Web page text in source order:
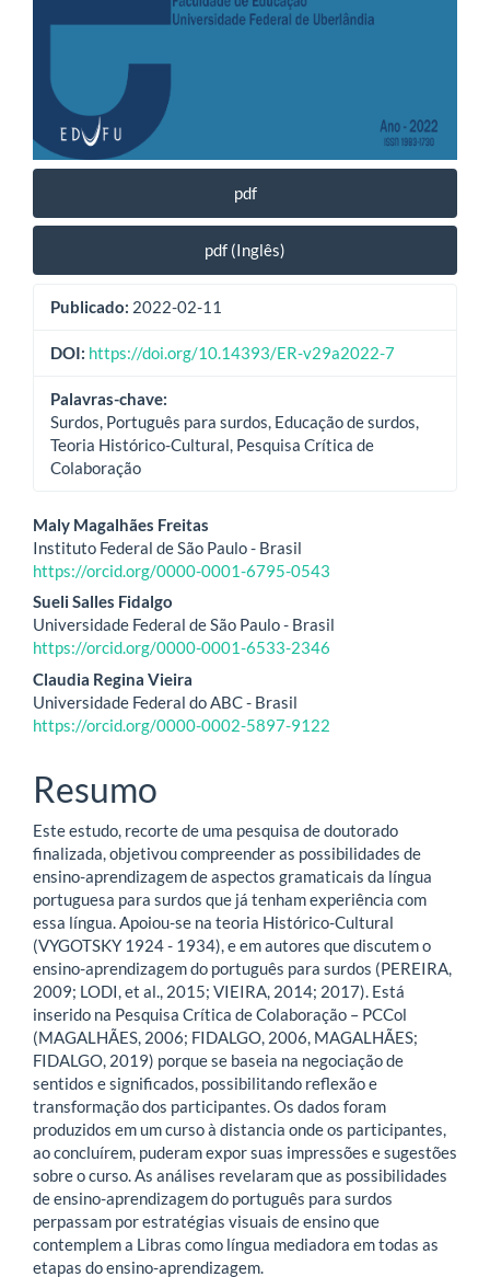
pdf
pdf (Inglês)
Publicado: 2022-02-11
DOI: https://doi.org/10.14393/ER-v29a2022-7
Palavras-chave:
Surdos, Português para surdos, Educação de surdos,
Teoria Histórico-Cultural, Pesquisa Crítica de
Colaboração
Conteúdo
do
artigo
principal
Maly Magalhães Freitas
Instituto Federal de São Paulo - Brasil
https://orcid.org/0000-0001-6795-0543
Sueli Salles Fidalgo
Universidade Federal de São Paulo - Brasil
https://orcid.org/0000-0001-6533-2346
Claudia Regina Vieira
Universidade Federal do ABC - Brasil
https://orcid.org/0000-0002-5897-9122
Resumo
Este estudo, recorte de uma pesquisa de doutorado
finalizada, objetivou compreender as possibilidades de
ensino-aprendizagem de aspectos gramaticais da língua
portuguesa para surdos que já tenham experiência com
essa língua. Apoiou-se na teoria Histórico-Cultural
(VYGOTSKY 1924 - 1934), e em autores que discutem o
ensino-aprendizagem do português para surdos (PEREIRA,
2009; LODI, et al., 2015; VIEIRA, 2014; 2017). Está
inserido na Pesquisa Crítica de Colaboração – PCCol
(MAGALHÃES, 2006; FIDALGO, 2006, MAGALHÃES;
FIDALGO, 2019) porque se baseia na negociação de
sentidos e significados, possibilitando reflexão e
transformação dos participantes. Os dados foram
produzidos em um curso à distancia onde os participantes,
ao concluírem, puderam expor suas impressões e sugestões
sobre o curso. As análises revelaram que as possibilidades
de ensino-aprendizagem do português para surdos
perpassam por estratégias visuais de ensino que
contemplem a Libras como língua mediadora em todas as
etapas do ensino-aprendizagem.